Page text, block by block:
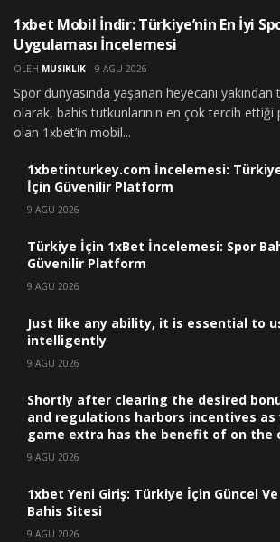
1xbet Mobil İndir: Türkiye’nin En İyi
Uygulaması İncelemesi
OLEH MUSIKLIK 9 AGU 2026
Spor dünyasında yaşanan heyecanı
olarak, bahis tutkunlarının en çok tercih
olan 1xbet’in mobil...
1xbetinturkey.com İncelemesi:
İçin Güvenilir Platform
9 AGU 2026
Türkiye İçin 1xBet İncelemesi: Spor
Güvenilir Platform
9 AGU 2026
Just like any ability, it is essential to
intelligently
9 AGU 2026
Shortly after clearing the desired
and regulations harbors incentives as
game extra has the benefit of on the
9 AGU 2026
1xbet Yeni Giriş: Türkiye İçin Güncel
Bahis Sitesi
9 AGU 2026